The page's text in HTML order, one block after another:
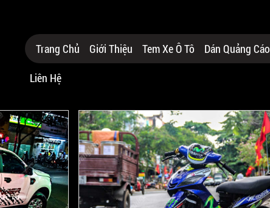
Trang Chủ Giới Thiệu Tem Xe Ô Tô Dán Quảng Cáo
Liên Hệ